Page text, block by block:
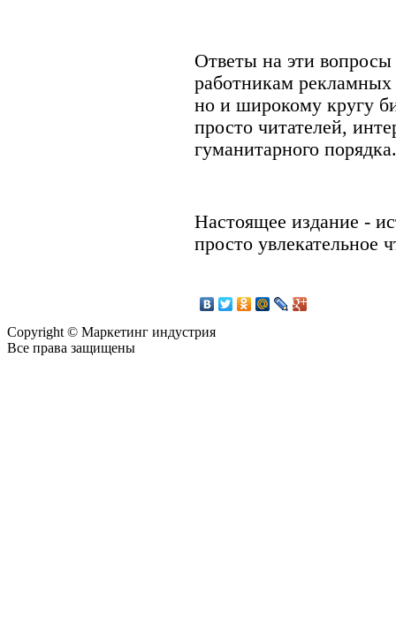
Ответы на эти
работникам рекламных
но и широкому кругу
просто читателей,
гуманитарного порядка.
Настоящее издание -
просто увлекательное
Copyright © Маркетинг индустрия
Все права защищены